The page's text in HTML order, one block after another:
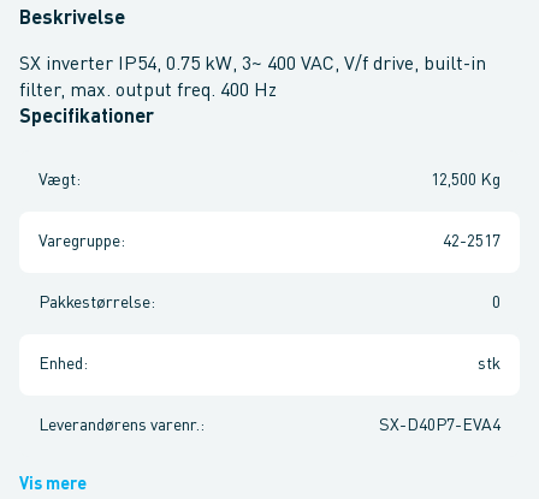
Beskrivelse
SX inverter IP54, 0.75 kW, 3~ 400 VAC, V/f drive, built-in
filter, max. output freq. 400 Hz
Specifikationer
Vægt: 12,500 Kg
Varegruppe: 42-2517
Pakkestørrelse: 0
Enhed : stk
Leverandørens varenr. : SX-D40P7-EVA4
Vis mere